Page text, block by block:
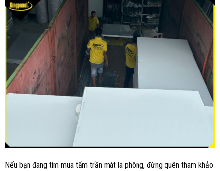
Nếu bạn đang tìm mua tấm trần mát la phông, đừng quên tham khảo